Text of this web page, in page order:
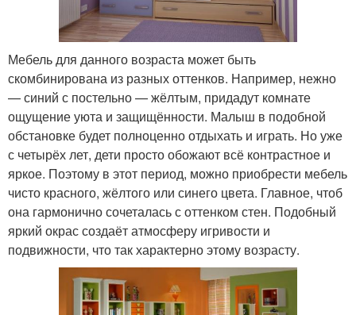
Мебель для данного возраста может быть
скомбинирована из разных оттенков. Например, нежно
— синий с постельно — жёлтым, придадут комнате
ощущение уюта и защищённости. Малыш в подобной
обстановке будет полноценно отдыхать и играть. Но уже
с четырёх лет, дети просто обожают всё контрастное и
яркое. Поэтому в этот период, можно приобрести мебель
чисто красного, жёлтого или синего цвета. Главное, чтоб
она гармонично сочеталась с оттенком стен. Подобный
яркий окрас создаёт атмосферу игривости и
подвижности, что так характерно этому возрасту.